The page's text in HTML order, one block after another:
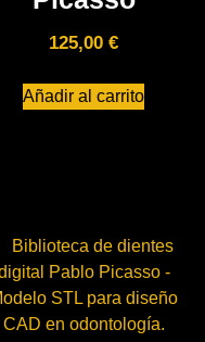
125,00 €
Añadir al carrito